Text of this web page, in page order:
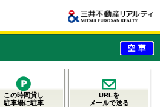
この時間貸し
駐車場に駐車
URLを
メールで送る